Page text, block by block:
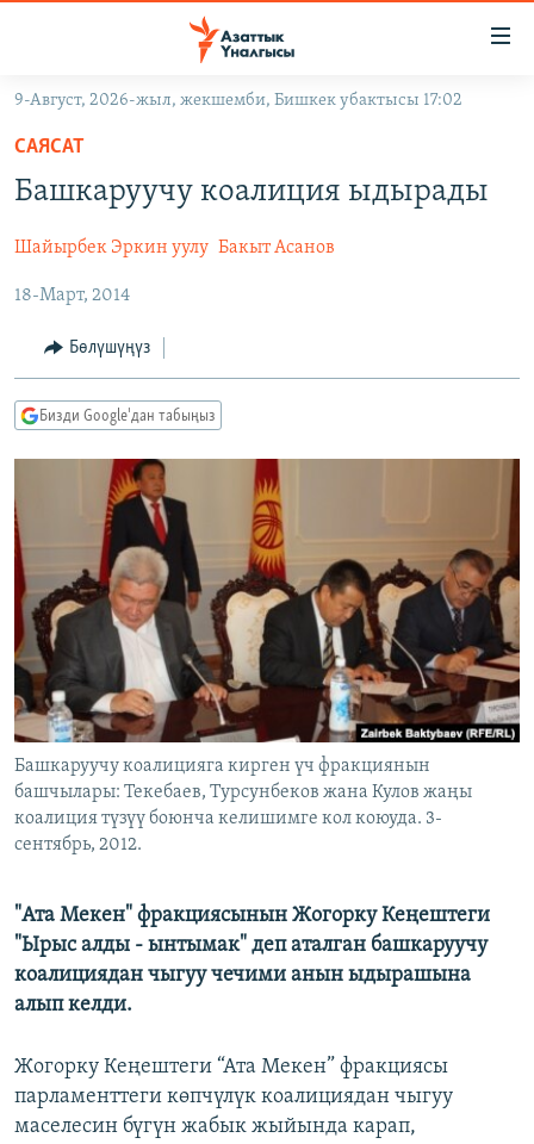
Навигацияга
өтүңүз
Издөөгө
салыңызКЫРГЫЗСТАН
САЯСАТ
ЭКОНОМИКА
МАДАНИЯТ
ДҮЙНӨ
БОРБОР АЗИЯ
УКРАИНА
АТАЙЫН ИЛИКТӨӨ
ТВ ПРОГРАММАЛАР
БҮГҮН АЗАТТЫКТА
ЭКСПЕРТТЕР ТАЛДАЙТ
БИЗ ЖАНА ДҮЙНӨ
ДАНИСТЕ
ЭЖЕ-СИҢДИЛЕР
АЗАТТЫК+
ЫҢГАЙСЫЗ СУРООЛОР
ПОДКАСТ
ӨЗГӨЧӨ ПИКИР
ОНЛАЙН ШЕРИНЕ
ЭЕ/АРнун бардык сайттары
9-Август, 2026-жыл, жекшемби, Бишкек убактысы 17:02
САЯСАТ
Башкаруучу коалиция ыдырады
Шайырбек Эркин уулу Бакыт Асанов
18-Март, 2014
Бөлүшүңүз
Бизди Google'дан табыңыз
Башкаруучу коалицияга кирген үч фракциянын
башчылары: Текебаев, Турсунбеков жана Кулов жаңы
коалиция түзүү боюнча келишимге кол коюуда. 3-
сентябрь, 2012.
"Ата Мекен" фракциясынын Жогорку Кеңештеги
"Ырыс алды - ынтымак" деп аталган башкаруучу
коалициядан чыгуу чечими анын ыдырашына
алып келди.
Жогорку Кеңештеги “Ата Мекен” фракциясы
парламенттеги көпчүлүк коалициядан чыгуу
маселесин бүгүн жабык жыйында карап,